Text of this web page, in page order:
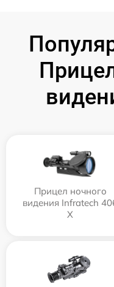
Прицел ночного
видения Infratech
Х